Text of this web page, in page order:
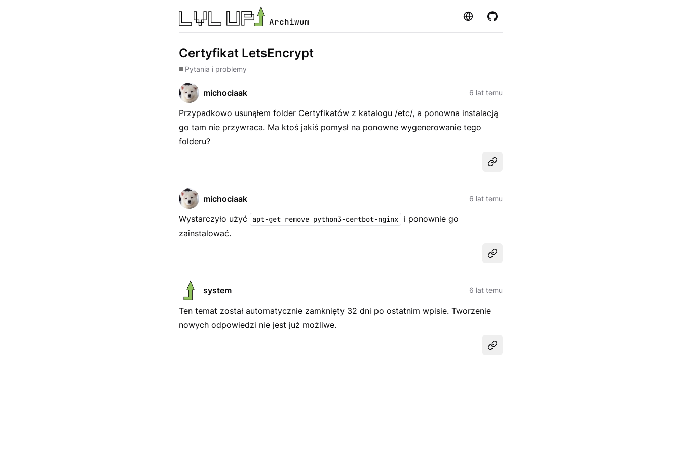
Archiwum Strona GitHub
Certyfikat LetsEncrypt
Pytania i problemy
michociaak 6 lat temu
Przypadkowo usunąłem folder Certyfikatów z katalogu /etc/, a ponowna instalacją
go tam nie przywraca. Ma ktoś jakiś pomysł na ponowne wygenerowanie tego
folderu?
Udostępnij
michociaak 6 lat temu
Wystarczyło użyć apt-get remove python3-certbot-nginx
i ponownie go
zainstalować.
Udostępnij
system 6 lat temu
Ten temat został automatycznie zamknięty 32 dni po ostatnim wpisie. Tworzenie
nowych odpowiedzi nie jest już możliwe.
Udostępnij